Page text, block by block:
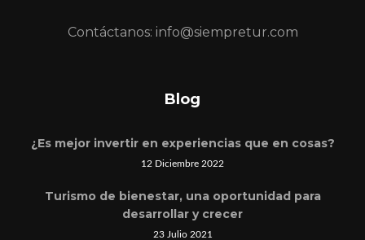
Contáctanos: info@siempretur.com
Blog
¿Es mejor invertir en experiencias que en cosas?
12 Diciembre 2022
Turismo de bienestar, una oportunidad para
desarrollar y crecer
23 Julio 2021